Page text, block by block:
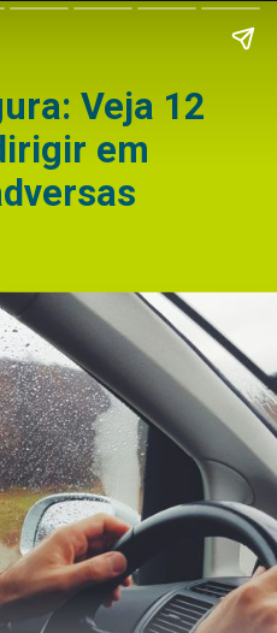
Veja 12
em